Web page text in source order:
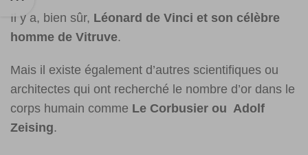
Il y a, bien sûr, Léonard de Vinci et son célèbre
homme de Vitruve.
Mais il existe également d’autres scientifiques ou
architectes qui ont recherché le nombre d’or dans le
corps humain comme Le Corbusier ou Adolf
Zeising.